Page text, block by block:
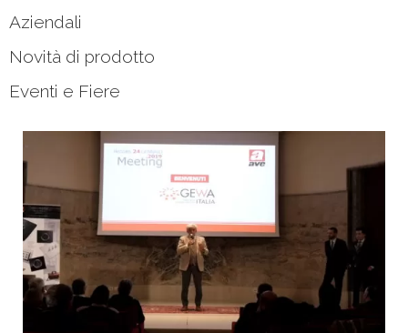
Aziendali
Novità di prodotto
Eventi e Fiere